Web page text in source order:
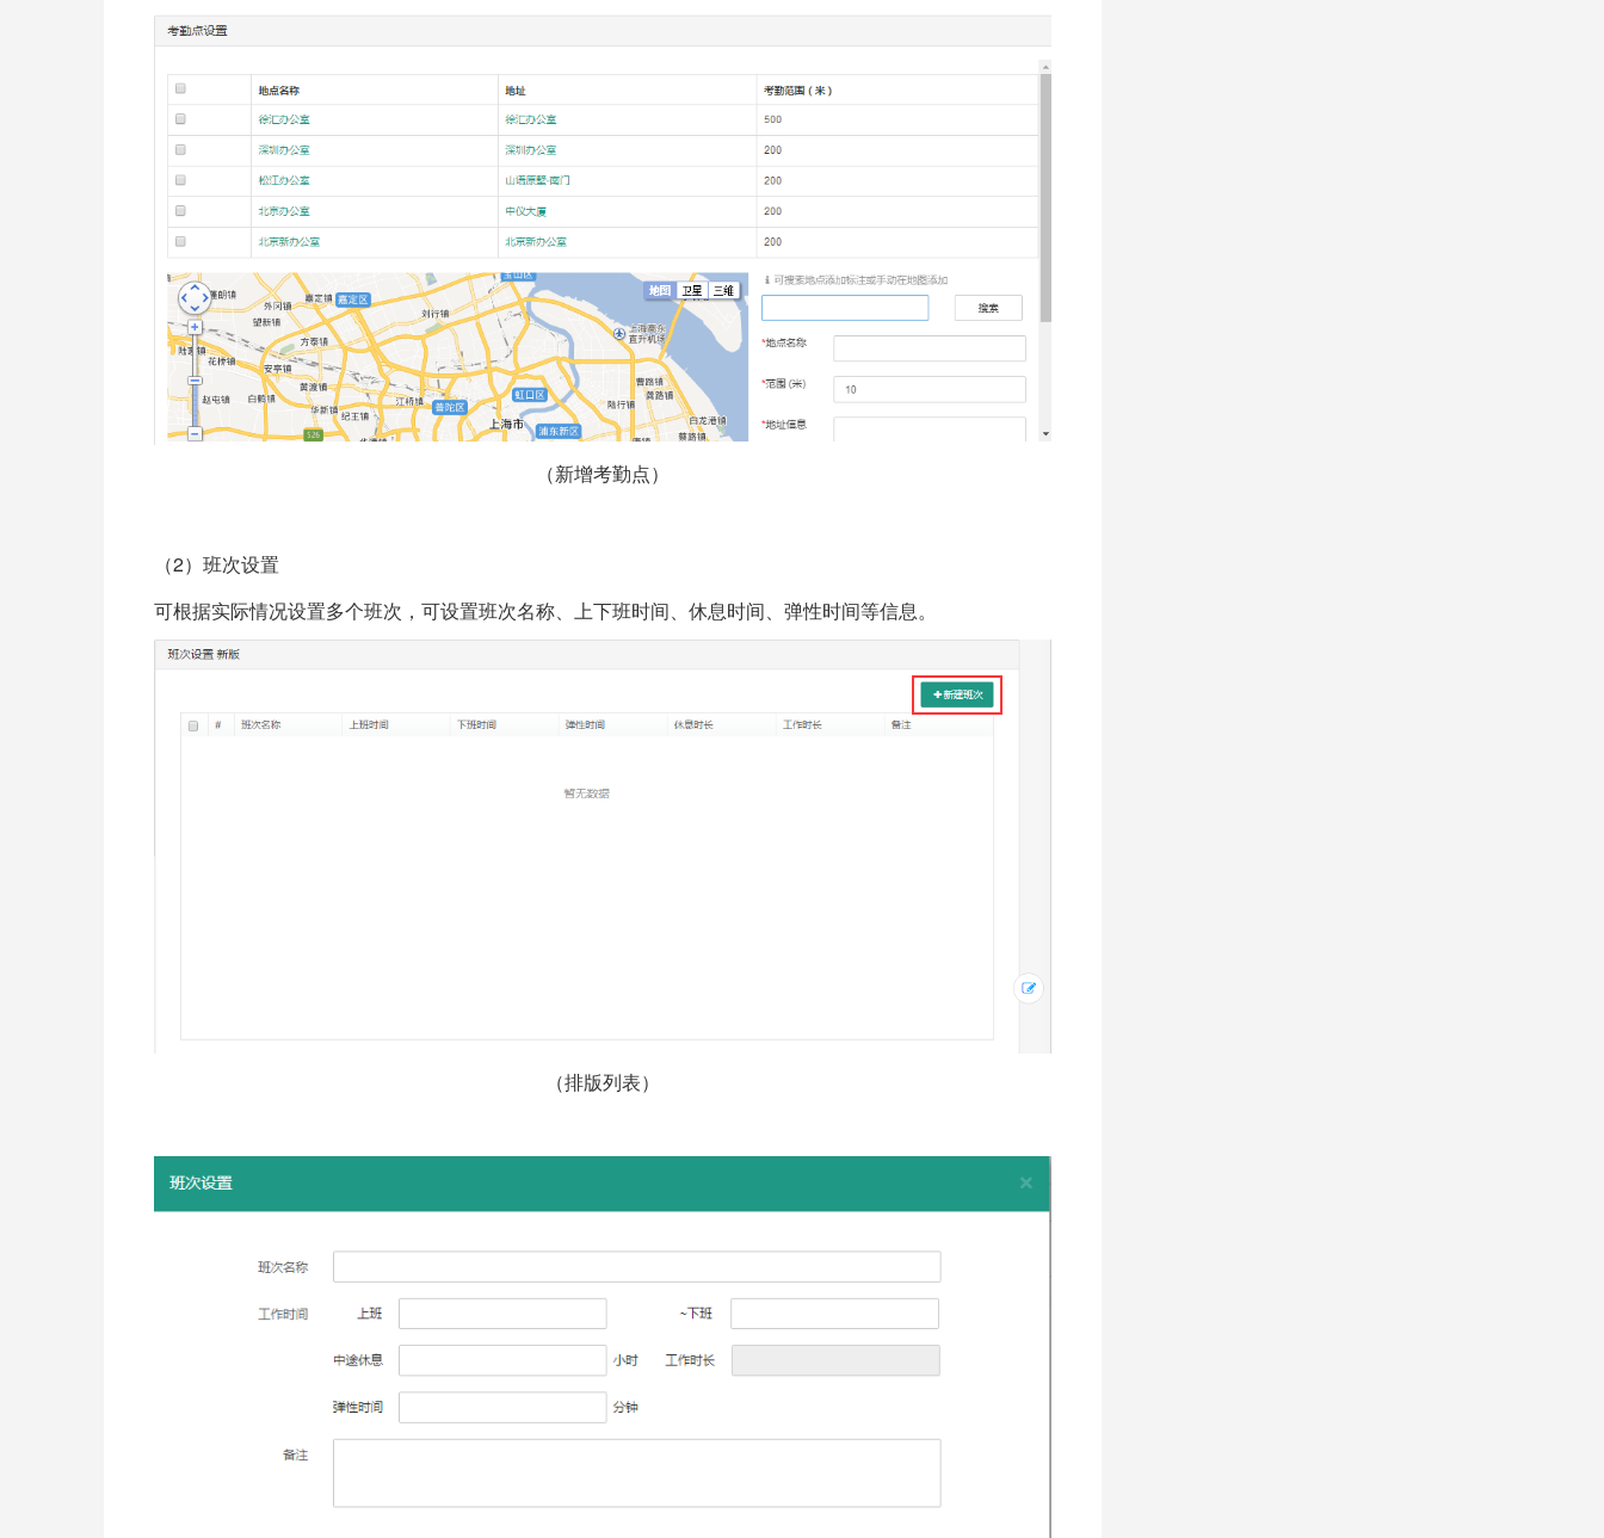
（新增考勤点）
（2）班次设置
可根据实际情况设置多个班次，可设置班次名称、上下班时间、休息时间、弹性时间等信息。
（排版列表）